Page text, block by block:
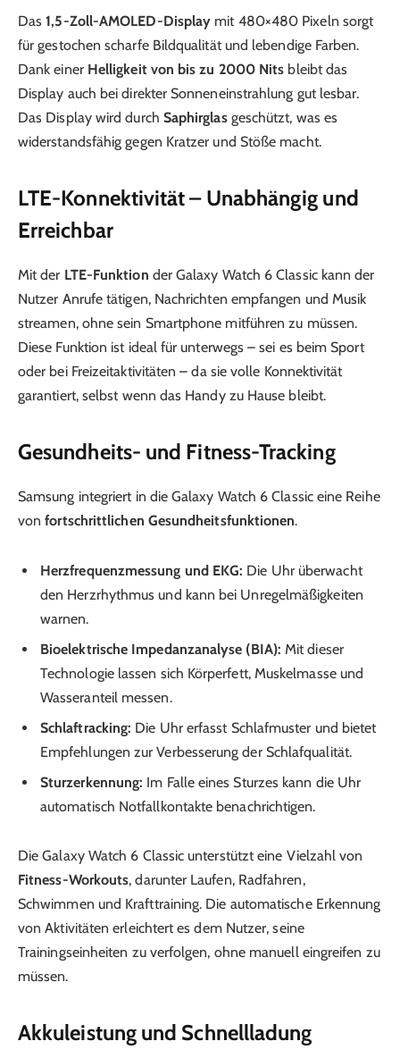
Das1,5-Zoll-AMOLED-Display mit 480×480 Pixeln sorgt
für gestochen scharfe Bildqualität und lebendige Farben.
Dank einer Helligkeit von bis zu 2000 Nits bleibt das
Display auch bei direkter Sonneneinstrahlung gut lesbar.
Das Display wird durch Saphirglasgeschützt, was es
widerstandsfähig gegen Kratzer und Stöße macht.
LTE-Konnektivität – Unabhängig und
Erreichbar
Mit der LTE-Funktion der Galaxy Watch 6 Classic kann der
Nutzer Anrufe tätigen, Nachrichten empfangen und Musik
streamen, ohne sein Smartphone mitführen zu müssen.
Diese Funktion ist ideal für unterwegs – sei es beim Sport
oder bei Freizeitaktivitäten – da sie volle Konnektivität
garantiert, selbst wenn das Handy zu Hause bleibt.
Gesundheits- und Fitness-Tracking
Samsung integriert in die Galaxy Watch 6 Classic eine Reihe
vonfortschrittlichen Gesundheitsfunktionen.
Herzfrequenzmessung und EKG: Die Uhr überwacht
den Herzrhythmus und kann bei Unregelmäßigkeiten
warnen.
Bioelektrische Impedanzanalyse (BIA): Mit dieser
Technologie lassen sich Körperfett, Muskelmasse und
Wasseranteil messen.
Schlaftracking: Die Uhr erfasst Schlafmuster und bietet
Empfehlungen zur Verbesserung der Schlafqualität.
Sturzerkennung: Im Falle eines Sturzes kann die Uhr
automatisch Notfallkontakte benachrichtigen.
Die Galaxy Watch 6 Classic unterstützt eine Vielzahl von
Fitness-Workouts, darunter Laufen, Radfahren,
Schwimmen und Krafttraining. Die automatische Erkennung
von Aktivitäten erleichtert es dem Nutzer, seine
Trainingseinheiten zu verfolgen, ohne manuell eingreifen zu
müssen.
Akkuleistung und Schnellladung